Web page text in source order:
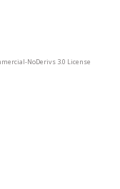
NoDerivs 3.0 License